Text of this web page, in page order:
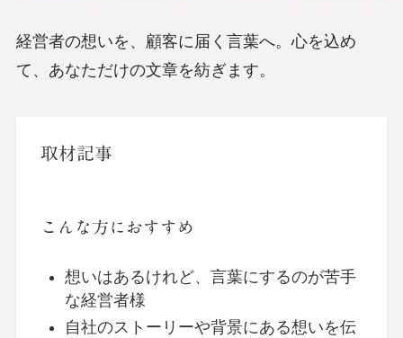
経営者の想いを、顧客に届く言葉へ。心を込め
て、あなただけの文章を紡ぎます。
取材記事
こんな方におすすめ
想いはあるけれど、言葉にするのが苦手
な経営者様
自社のストーリーや背景にある想いを伝